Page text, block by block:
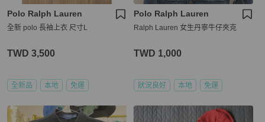
Polo Ralph Lauren
全新 polo 長袖上衣 尺寸L
TWD 3,500
全新品 本地 免運
Polo Ralph Lauren
Ralph Lauren 女生丹寧牛仔夾克
TWD 1,000
狀況良好 本地 免運